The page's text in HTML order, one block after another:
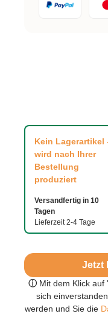
Jetzt
ⓘ Mit dem Klick auf
sich
werden und Sie die
Kein Lagerartikel
wird nach Ihrer
Bestellung
produziert
Versandfertig in 10
Tagen
Lieferzeit 2-4 Tage